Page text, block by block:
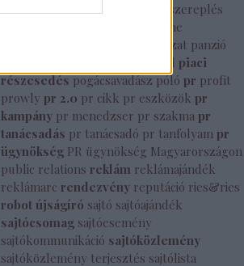
new york nyelvtörő
nyilvános szereplés
online
pályázat panzió
peso modell piaci
részesedés pogácsavadász póló pr profit
prowly pr 2.0 pr cikk pr eszközök pr
kampány pr menedzser pr szakma pr
tanácsadás pr tanácsadó pr tanfolyam pr
ügynökség PR ügynökség Magyarországon
public relations reklám reklámajándék
reklámarc rendezvény reputáció ries&ries
robot újságíró sajtó sajtóajándék
sajtócsomag sajtóesemény
sajtókommunikáció sajtóközlemény
sajtóközlemény terjesztés sajtólista